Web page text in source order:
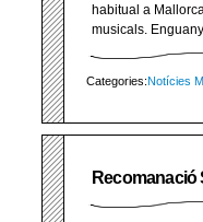
habitual a
musicals.
Categories:Notícies
Recomanació